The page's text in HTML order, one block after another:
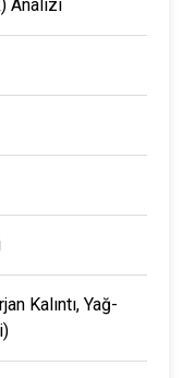
Analizi
Kalıntı, Yağ-